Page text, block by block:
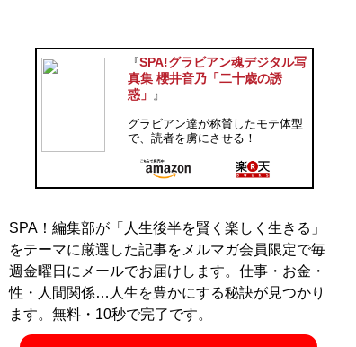
『SPA!グラビアン魂デジタル写
真集 櫻井音乃「二十歳の誘
惑」
』
グラビアン達が称賛したモテ体型
で、読者を虜にさせる！
SPA！編集部が「人生後半を賢く楽しく生きる」
をテーマに厳選した記事をメルマガ会員限定で毎
週金曜日にメールでお届けします。仕事・お金・
性・人間関係…人生を豊かにする秘訣が見つかり
ます。無料・10秒で完了です。